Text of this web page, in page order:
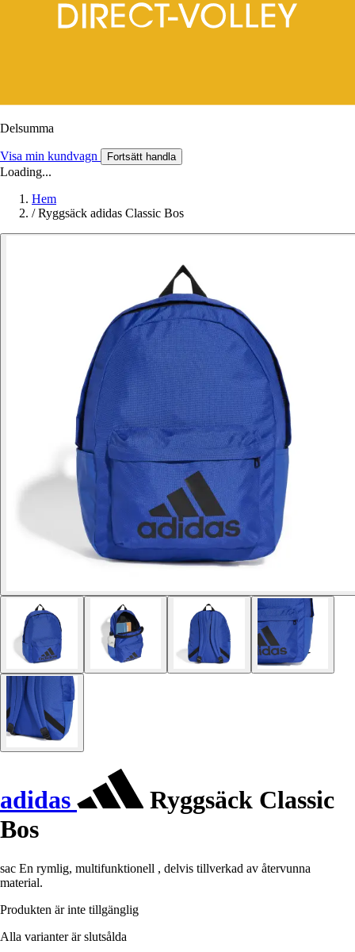
Delsumma
Visa min kundvagn Fortsätt handla
Loading...
Hem
/ Ryggsäck adidas Classic Bos
adidas
Ryggsäck Classic
Bos
sac En rymlig, multifunktionell , delvis tillverkad av återvunna
material.
Produkten är inte tillgänglig
Alla varianter är slutsålda